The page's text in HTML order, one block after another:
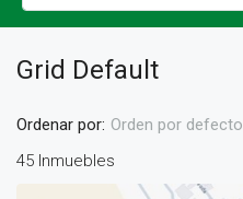
Grid Default
45 Inmuebles
Ordenar por: Orden por defecto